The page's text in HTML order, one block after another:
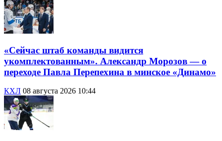
«Сейчас штаб команды видится
укомплектованным». Александр Морозов — о
переходе Павла Перепехина в минское «Динамо»
КХЛ 08 августа 2026 10:44